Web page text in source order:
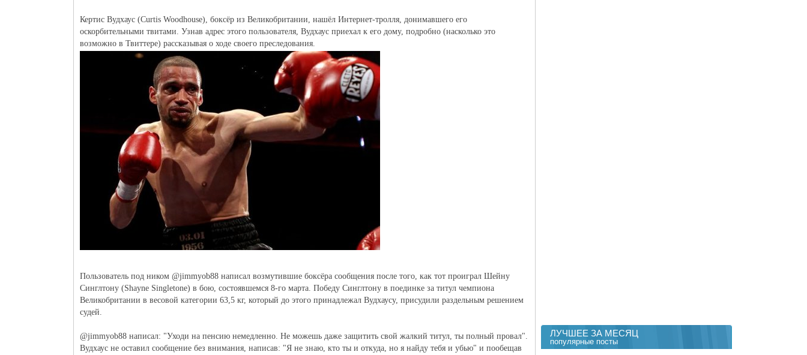
Кертис Вудхаус (Curtis Woodhouse), боксёр из Великобритании, нашёл Интернет-тролля, донимавшего его
оскорбительными твитами. Узнав адрес этого пользователя, Вудхаус приехал к его дому, подробно (насколько это
возможно в Твиттере) рассказывая о ходе своего преследования.
Пользователь под ником @jimmyob88 написал возмутившие боксёра сообщения после того, как тот проиграл Шейну
Синглтону (Shayne Singletone) в бою, состоявшемся 8-го марта. Победу Синглтону в поединке за титул чемпиона
Великобритании в весовой категории 63,5 кг, который до этого принадлежал Вудхаусу, присудили раздельным решением
судей.
@jimmyob88 написал: "Уходи на пенсию немедленно. Не можешь даже защитить свой жалкий титул, ты полный провал".
Вудхаус не оставил сообщение без внимания, написав: "Я не знаю, кто ты и откуда, но я найду тебя и убью" и пообещав
ЛУЧШЕЕ ЗА МЕСЯЦ
популярные посты